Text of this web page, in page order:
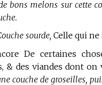
de bons melons sur cette
sourde, Celle qui ne
De certaines
& des viandes dont
couche de groseilles,